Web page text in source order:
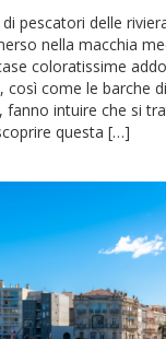
pescatori delle
nella macchia
coloratissime
così come le barche
fanno intuire che si
questa […]